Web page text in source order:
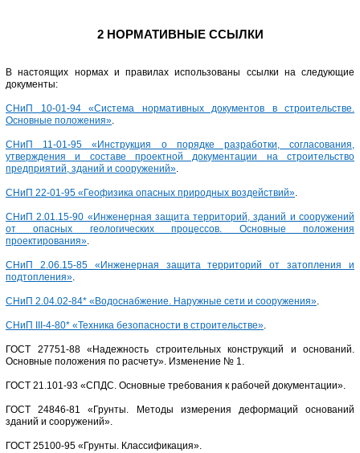
2 НОРМАТИВНЫЕ ССЫЛКИ
В настоящих нормах и правилах использованы ссылки на следующие
документы:
СНиП 10-01-94 «Система нормативных документов в строительстве.
Основные положения».
СНиП 11-01-95 «Инструкция о порядке разработки, согласования,
утверждения и составе проектной документации на строительство
предприятий, зданий и сооружений».
СНиП 22-01-95 «Геофизика опасных природных воздействий».
СНиП 2.01.15-90 «Инженерная защита территорий, зданий и сооружений
от опасных геологических процессов. Основные положения
проектирования».
СНиП 2.06.15-85 «Инженерная защита территорий от затопления и
подтопления».
СНиП 2.04.02-84* «Водоснабжение. Наружные сети и сооружения».
СНиП III-4-80* «Техника безопасности в строительстве».
ГОСТ 27751-88 «Надежность строительных конструкций и оснований.
Основные положения по расчету». Изменение № 1.
ГОСТ 21.101-93 «СПДС. Основные требования к рабочей документации».
ГОСТ 24846-81 «Грунты. Методы измерения деформаций оснований
зданий и сооружений».
ГОСТ 25100-95 «Грунты. Классификация».